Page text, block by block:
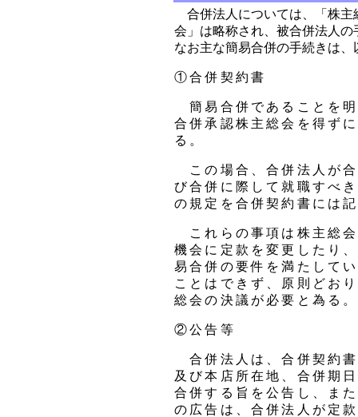
合併法人については、「株主
会」は略称され、被合併法人
なお主な簡易合併の手続きは
①合併契約書
簡易合併であることを
合併承認株主総会を得ず
る。
この場合、合併法人が
び合併に際して就職すべ
の規定を合併契約書には
これらの事項は株主総
機会に定款を変更したり
易合併の要件を満たして
ことはできず、原則どお
総会の決議が必要と為る。
②公告等
合併法人は、合併契約
及び本店所在地、合併期
合併する旨を公告し、ま
の広告は、合併法人が定